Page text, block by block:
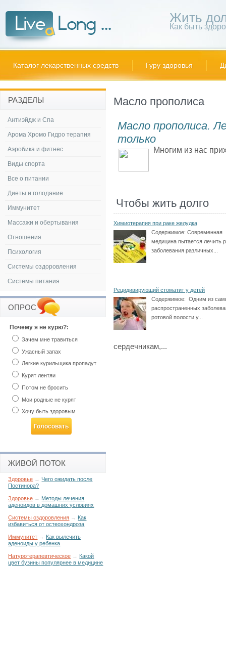
Жить
Как быть
Каталог лекарственных средств Гуру здоровья
Масло прополиса
Масло прополиса.
только
Многим из нас
Чтобы жить долго
Химиотерапия при раке желудка
Содержимое: Современная
медицина пытается лечить
заболевания различных...
Рецидивирующий стоматит у детей
Содержимое: Одним из
распространенных
ротовой полости у...
сердечникам,...
РАЗДЕЛЫ
Антиэйдж и Спа
Арома Хромо Гидро терапия
Аэробика и фитнес
Виды спорта
Все о питании
Диеты и голодание
Иммунитет
Массажи и обертывания
Отношения
Психология
Системы оздоровления
Системы питания
ОПРОС
Почему я не курю?:
Зачем мне травиться
Ужасный запах
Легкие курильщика пропадут
Курят лентяи
Потом не бросить
Мои родные не курят
Хочу быть здоровым
ЖИВОЙ ПОТОК
Здоровье →Чего ожидать после
Постинора?
Здоровье → Методы лечения
аденоидов в домашних условиях
Системы оздоровления → Как
избавиться от остеохондроза
Иммунитет → Как вылечить
аденоиды у ребенка
Натуротерапевтическое → Какой
цвет бузины популярнее в медицине